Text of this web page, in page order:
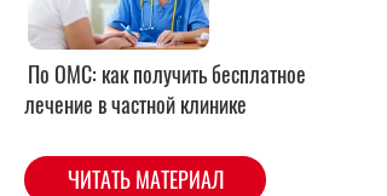
По ОМС: как получить бесплатное
лечение в частной клинике
ЧИТАТЬ МАТЕРИАЛ